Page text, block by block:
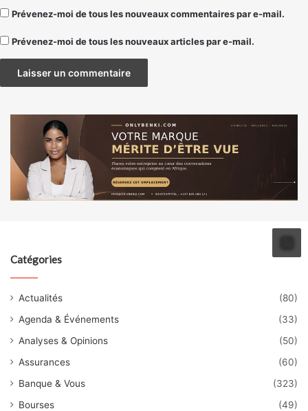
Prévenez-moi de tous les nouveaux commentaires par e-mail.
Prévenez-moi de tous les nouveaux articles par e-mail.
Catégories
Actualités
(80)
Agenda & Événements
(33)
Analyses & Opinions
(50)
Assurances
(60)
Banque & Vous
(323)
Bourses
(49)